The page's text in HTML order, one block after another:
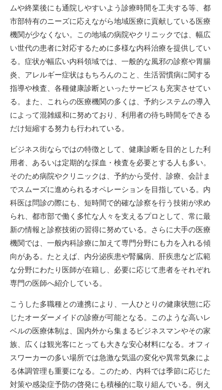
ムや終業後にも通院しやすいよう診療時間を工夫する等、都
市部特有のニーズに応えながら地域医療に貢献している医療
機関が少なくない。この地域の病院やクリニックでは、幅広
い世代の患者に対応するために多様な内科治療を提供してい
る。症状が幅広い内科領域では、一般的な風邪の診察や胃腸
炎、アレルギー症状はもちろんのこと、生活習慣病に関する
指導や検査、各種健康診断といったサービスも充実させてい
る。また、これらの医療機関の多くは、予約システムの導入
によって混雑緩和に努めており、利用者の待ち時間をできる
だけ短縮する努力も行われている。
ビジネス街ならではの特徴として、健康診断を目的とした利
用者、あるいは定期的な採血・検査を必要とする人も多い。
そのため病院やクリニックは、予約から受付、診療、会計ま
でスムーズに進められるオペレーションを目指している。内
科医は問診の際にも、短時間で的確な診察を行う技術が求め
られ、都市部で働く多忙な人々を支えるプロとして、常に最
新の情報と診察技術の習得に努めている。さらに大手の医療
機関では、一般内科診療に加えて専門分野にも力を入れる傾
向がある。たとえば、内分泌疾患や腎臓病、肝疾患など広範
な分野にわたり医師が在籍し、必要に応じて患者をそれぞれ
専門の医師へ紹介している。
こうした多職種との連携により、一人ひとりの健康状態に応
じたオーダーメイドの診療が可能となる。このような高いレ
ベルの医療体制は、国内外から集まるビジネスマンやその家
族、広くは観光客にとっても大きな安心材料になる。オフィ
スワーカーの多い場所では急激な気温の変化や異常気象によ
る体調管理も重要になる。このため、内科では季節に応じた
対策や感染症予防の啓発にも積極的に取り組んでいる。例え